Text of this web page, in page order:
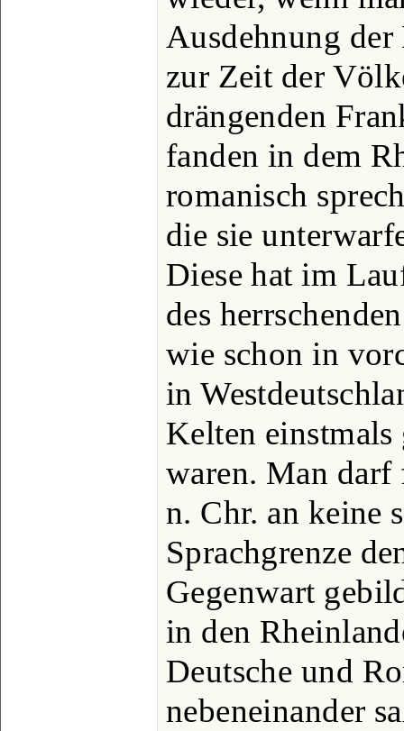
Ausdehnung
zur Zeit der
drängenden
fanden in dem
romanisch
die sie
Diese hat im
des
wie schon in
in
Kelten
waren. Man darf
n. Chr. an keine
Sprachgrenze
Gegenwart
in den
Deutsche und
nebeneinander